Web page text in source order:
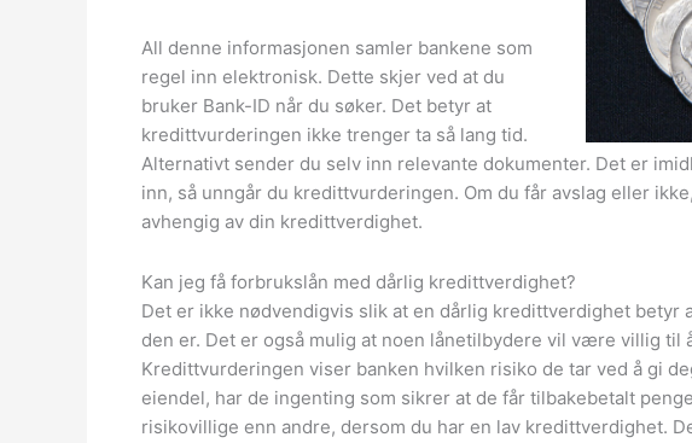
All denne informasjonen samler bankene som
regel inn elektronisk. Dette skjer ved at du
bruker Bank-ID når du søker. Det betyr at
kredittvurderingen ikke trenger ta så lang tid.
Alternativt sender du selv inn relevante dokumenter. Det er
inn, så unngår du kredittvurderingen. Om du får avslag eller
avhengig av din kredittverdighet.
Kan jeg få forbrukslån med dårlig kredittverdighet?
Det er ikke nødvendigvis slik at en dårlig kredittverdighet betyr
den er. Det er også mulig at noen lånetilbydere vil være villig til
Kredittvurderingen viser banken hvilken risiko de tar ved å gi
eiendel, har de ingenting som sikrer at de får tilbakebetalt
risikovillige enn andre, dersom du har en lav kredittverdighet.